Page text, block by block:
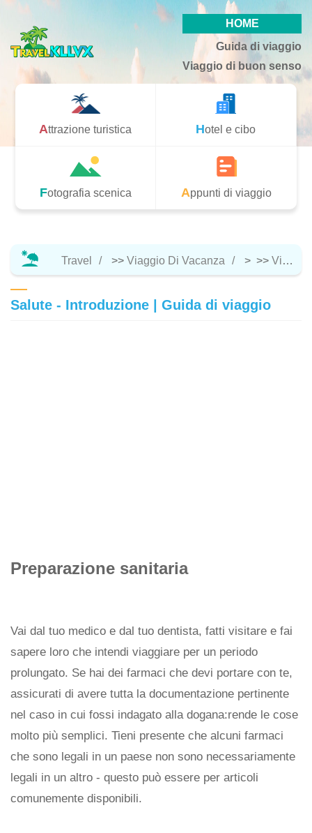
HOME
Guida di viaggio
Viaggio di buon senso
Attrazione turistica Hotel e cibo
Fotografia scenica Appunti di viaggio
Travel >> Viaggio Di Vacanza > >> Viaggio Di Buon Senso
Salute - Introduzione | Guida di viaggio
Preparazione sanitaria
Vai dal tuo medico e dal tuo dentista, fatti visitare e fai
sapere loro che intendi viaggiare per un periodo
prolungato. Se hai dei farmaci che devi portare con te,
assicurati di avere tutta la documentazione pertinente
nel caso in cui fossi indagato alla dogana:rende le cose
molto più semplici. Tieni presente che alcuni farmaci
che sono legali in un paese non sono necessariamente
legali in un altro - questo può essere per articoli
comunemente disponibili.